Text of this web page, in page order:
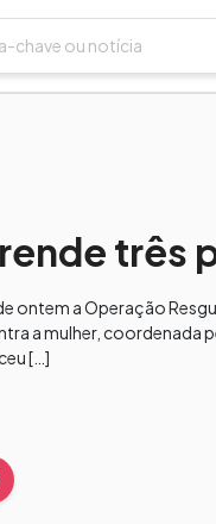
três
ontem a Operação
a mulher, coordenada
[…]